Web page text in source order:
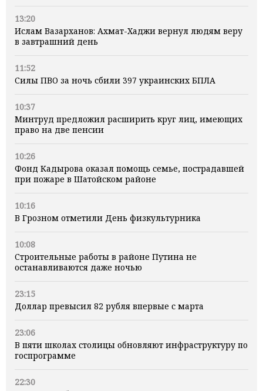
13:20
Ислам Вазарханов: Ахмат-Хаджи вернул людям веру
в завтрашний день
11:52
Силы ПВО за ночь сбили 397 украинских БПЛА
10:37
Минтруд предложил расширить круг лиц, имеющих
право на две пенсии
10:26
Фонд Кадырова оказал помощь семье, пострадавшей
при пожаре в Шатойском районе
10:16
В Грозном отметили День физкультурника
10:08
Строительные работы в районе Путина не
останавливаются даже ночью
23:15
Доллар превысил 82 рубля впервые с марта
23:06
В пяти школах столицы обновляют инфраструктуру по
госпрограмме
22:30